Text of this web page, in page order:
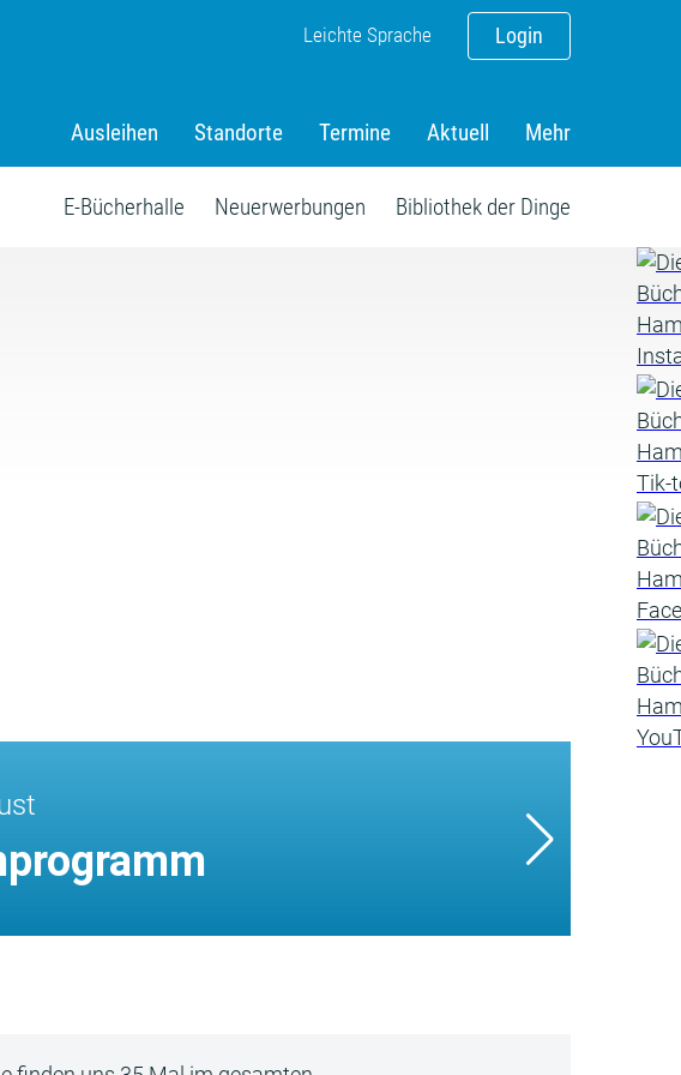
Login
Leichte Sprache
Ausleihen Standorte Termine Aktuell Mehr
E-Bücherhalle Neuerwerbungen Bibliothek der Dinge